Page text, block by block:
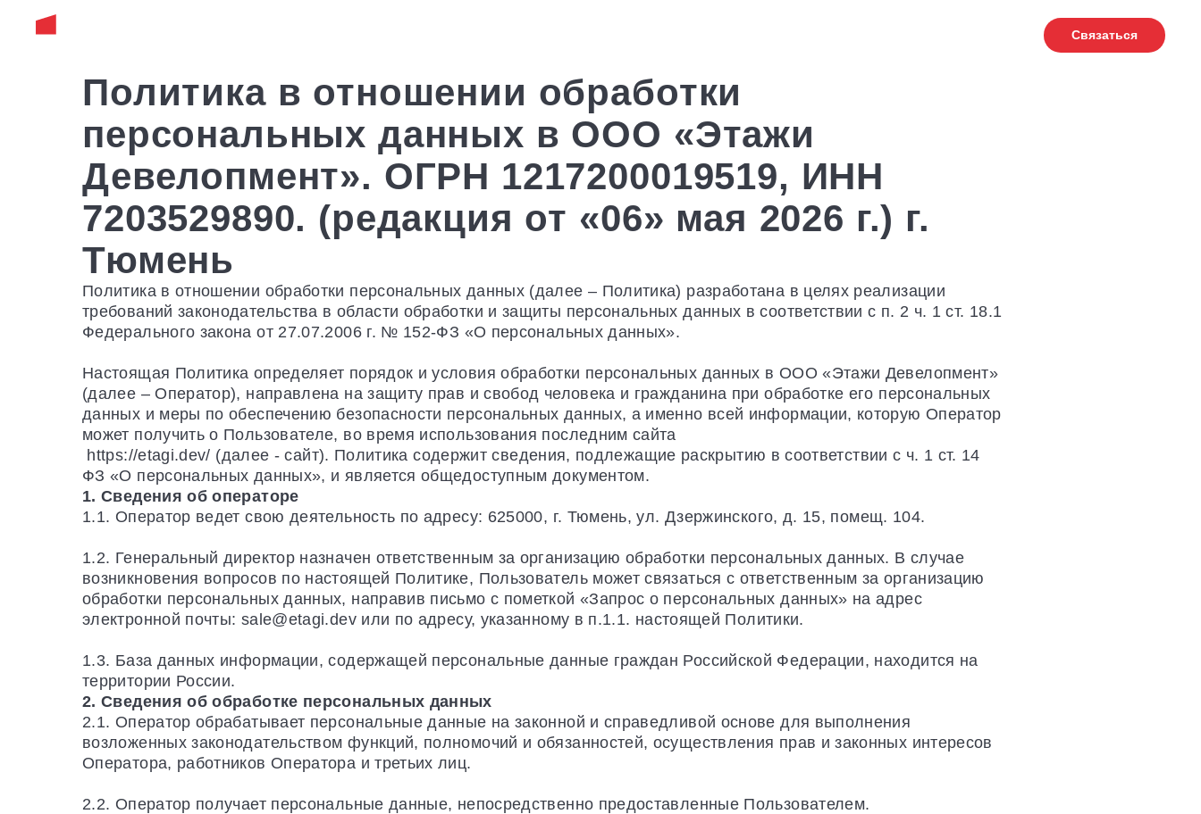
Связаться
Политика в отношении обработки
персональных данных в ООО «Этажи
Девелопмент». ОГРН 1217200019519, ИНН
7203529890. (редакция от «06» мая 2026 г.) г.
Тюмень
Политика в отношении обработки персональных данных (далее – Политика) разработана в целях реализации
требований законодательства в области обработки и защиты персональных данных в соответствии с п. 2 ч. 1 ст. 18.1
Федерального закона от 27.07.2006 г. № 152-ФЗ «О персональных данных».
Настоящая Политика определяет порядок и условия обработки персональных данных в ООО «Этажи Девелопмент»
(далее – Оператор), направлена на защиту прав и свобод человека и гражданина при обработке его персональных
данных и меры по обеспечению безопасности персональных данных, а именно всей информации, которую Оператор
может получить о Пользователе, во время использования последним сайта
https://etagi.dev/ (далее - сайт). Политика содержит сведения, подлежащие раскрытию в соответствии с ч. 1 ст. 14
ФЗ «О персональных данных», и является общедоступным документом.
1. Сведения об операторе
1.1. Оператор ведет свою деятельность по адресу: 625000, г. Тюмень, ул. Дзержинского, д. 15, помещ. 104.
1.2. Генеральный директор назначен ответственным за организацию обработки персональных данных. В случае
возникновения вопросов по настоящей Политике, Пользователь может связаться с ответственным за организацию
обработки персональных данных, направив письмо с пометкой «Запрос о персональных данных» на адрес
электронной почты: sale@etagi.dev или по адресу, указанному в п.1.1. настоящей Политики.
1.3. База данных информации, содержащей персональные данные граждан Российской Федерации, находится на
территории России.
2. Сведения об обработке персональных данных
2.1. Оператор обрабатывает персональные данные на законной и справедливой основе для выполнения
возложенных законодательством функций, полномочий и обязанностей, осуществления прав и законных интересов
Оператора, работников Оператора и третьих лиц.
2.2. Оператор получает персональные данные, непосредственно предоставленные Пользователем.